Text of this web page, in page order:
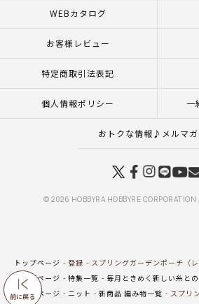
前に戻る
WEBカタログ
お客様レビュー
特定商取引法表記
個人情報ポリシー 一
おトクな情報♪メルマ
© 2026 HOBBYRA HOBBYRE
トップページ 登録
スプリングガーデンポーチ（レ
トップページ
特集一覧 毎月ときめく新しい糸と
トップページ
ニット 新商品 編み物一覧
スプリ